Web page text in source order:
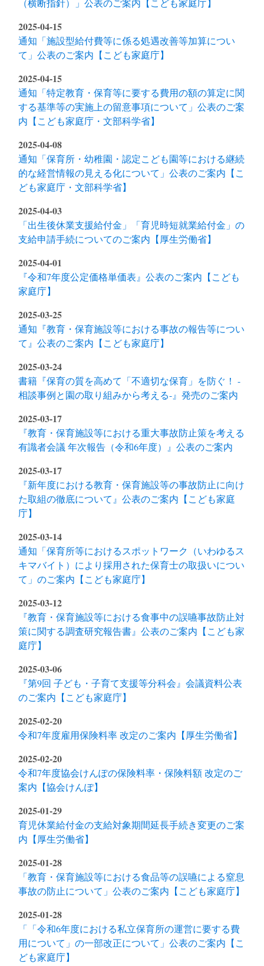
（横断指針）」公表のご案内【こども家庭庁】
2025-04-15
通知「施設型給付費等に係る処遇改善等加算につい
て」公表のご案内【こども家庭庁】
2025-04-15
通知「特定教育・保育等に要する費用の額の算定に関
する基準等の実施上の留意事項について」公表のご案
内【こども家庭庁・文部科学省】
2025-04-08
通知「保育所・幼稚園・認定こども園等における継続
的な経営情報の見える化について」公表のご案内【こ
ども家庭庁・文部科学省】
2025-04-03
「出生後休業支援給付金」「育児時短就業給付金」の
支給申請手続についてのご案内【厚生労働省】
2025-04-01
『令和7年度公定価格単価表』公表のご案内【こども
家庭庁】
2025-03-25
通知『教育・保育施設等における事故の報告等につい
て』公表のご案内【こども家庭庁】
2025-03-24
書籍『保育の質を高めて「不適切な保育」を防ぐ！ -
相談事例と園の取り組みから考える-』発売のご案内
2025-03-17
『教育・保育施設等における重大事故防止策を考える
有識者会議 年次報告（令和6年度）』公表のご案内
2025-03-17
『新年度における教育・保育施設等の事故防止に向け
た取組の徹底について』公表のご案内【こども家庭
庁】
2025-03-14
通知「保育所等におけるスポットワーク（いわゆるス
キマバイト）により採用された保育士の取扱いについ
て」のご案内【こども家庭庁】
2025-03-12
『教育・保育施設等における食事中の誤嚥事故防止対
策に関する調査研究報告書』公表のご案内【こども家
庭庁】
2025-03-06
『第9回 子ども・子育て支援等分科会』会議資料公表
のご案内【こども家庭庁】
2025-02-20
令和7年度雇用保険料率 改定のご案内【厚生労働省】
2025-02-20
令和7年度協会けんぽの保険料率・保険料額 改定のご
案内【協会けんぽ】
2025-01-29
育児休業給付金の支給対象期間延長手続き変更のご案
内【厚生労働省】
2025-01-28
「教育・保育施設等における食品等の誤嚥による窒息
事故の防止について」公表のご案内【こども家庭庁】
2025-01-28
「「令和6年度における私立保育所の運営に要する費
用について」の一部改正について」公表のご案内【こ
ども家庭庁】